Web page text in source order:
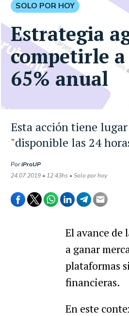
Esta acción tiene
"disponible las 24
PoriProUP
24.07.2019 • 12:43hs • Solo por hoy
SOLO POR HOY
Estrategia
competirle
65% anual
El avance de
a ganar
plataformas
financieras.
En este